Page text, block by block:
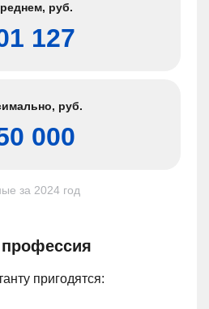
руб.
127
руб.
000
за 2024 год
пригодятся: